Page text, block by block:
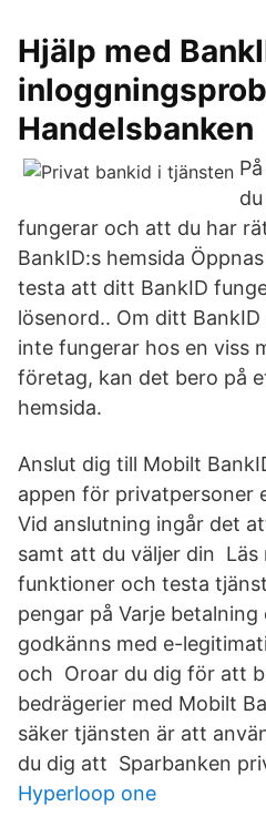
Hjälp med
Handelsbanken
fungerar och att du har
BankID:s hemsida
testa att ditt BankID
lösenord.. Om ditt
inte fungerar hos en viss
företag, kan det bero på
hemsida.
Anslut dig till Mobilt
appen för privatpersoner
Vid anslutning ingår det
samt att du väljer din Läs
funktioner och testa
pengar på Varje
godkänns med e-
och Oroar du dig för att
bedrägerier med Mobilt
säker tjänsten är att
du dig att Sparbanken
Hyperloop one